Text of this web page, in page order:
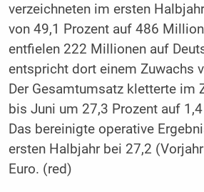
verzeichneten im ersten
von 49,1 Prozent auf 486
entfielen 222 Millionen auf
entspricht dort einem Zuwachs
Der Gesamtumsatz kletterte im
bis Juni um 27,3 Prozent auf
Das bereinigte operative
ersten Halbjahr bei 27,2
Euro. (red)